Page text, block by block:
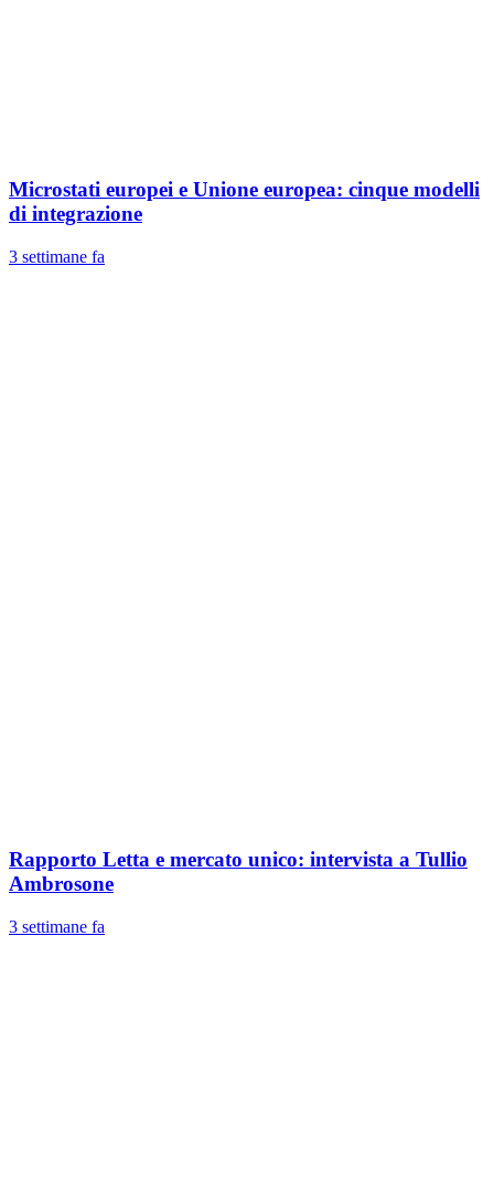
Microstati europei e Unione europea: cinque modelli
di integrazione
3 settimane fa
Rapporto Letta e mercato unico: intervista a Tullio
Ambrosone
3 settimane fa